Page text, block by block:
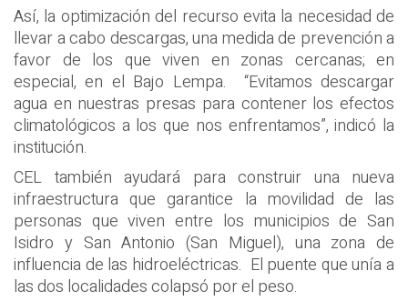
Así, la optimización del recurso evita la necesidad de
llevar a cabo descargas, una medida de prevención a
favor de los que viven en zonas cercanas; en
especial, en el Bajo Lempa. “Evitamos descargar
agua en nuestras presas para contener los efectos
climatológicos a los que nos enfrentamos”, indicó la
institución.
CEL también ayudará para construir una nueva
infraestructura que garantice la movilidad de las
personas que viven entre los municipios de San
Isidro y San Antonio (San Miguel), una zona de
influencia de las hidroeléctricas. El puente que unía a
las dos localidades colapsó por el peso.